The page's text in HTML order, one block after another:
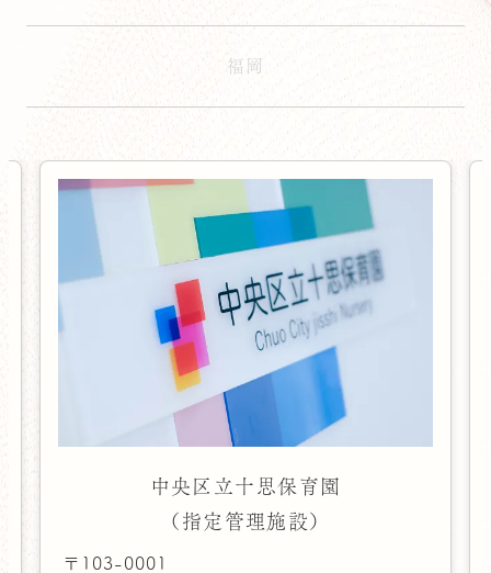
福岡
中央区立十思保育園
（指定管理施設）
〒103-0001